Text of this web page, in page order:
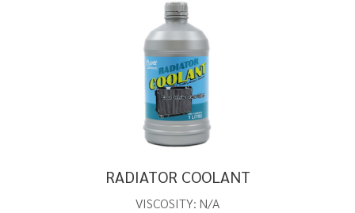
RADIATOR COOLANT
VISCOSITY: N/A